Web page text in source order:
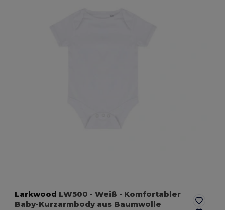
Larkwood LW500 - Weiß - Komfortabler
Baby-Kurzarmbody aus Baumwolle